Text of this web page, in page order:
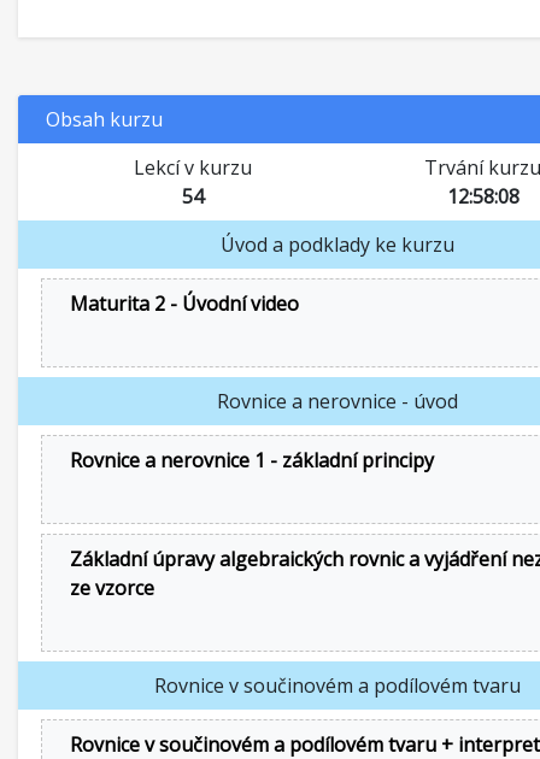
Obsah kurzu
Lekcí v kurzu
54
Trvání kurzu
12:58:08
Úvod a podklady ke kurzu
Maturita 2 - Úvodní video
Rovnice a nerovnice - úvod
Rovnice a nerovnice 1 - základní principy
Základní úpravy algebraických rovnic a vyjádření
ze vzorce
Rovnice v součinovém a podílovém tvaru
Rovnice v součinovém a podílovém tvaru +